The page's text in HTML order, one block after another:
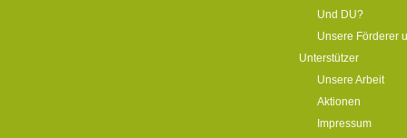
Und DU?
Unsere Förderer
Unterstützer
Unsere Arbeit
Aktionen
Impressum